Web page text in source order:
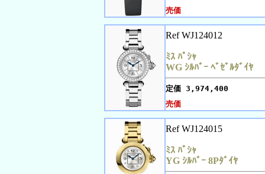
売価
Ref WJ124012
ﾐｽ ﾊﾟｼｬ
WG ｼﾙﾊﾞｰ ﾍﾞｾﾞﾙﾀﾞｲﾔ
定価 3,974,400
売価
Ref WJ124015
ﾐｽ ﾊﾟｼｬ
YG ｼﾙﾊﾞｰ 8Pﾀﾞｲﾔ